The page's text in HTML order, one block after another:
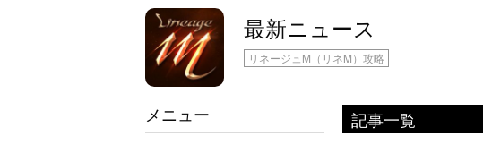
最新ニュース
リネージュM（リネM）攻略
メニュー 記事一覧